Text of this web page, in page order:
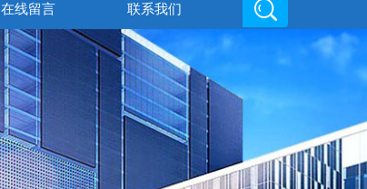
在线留言 联系我们